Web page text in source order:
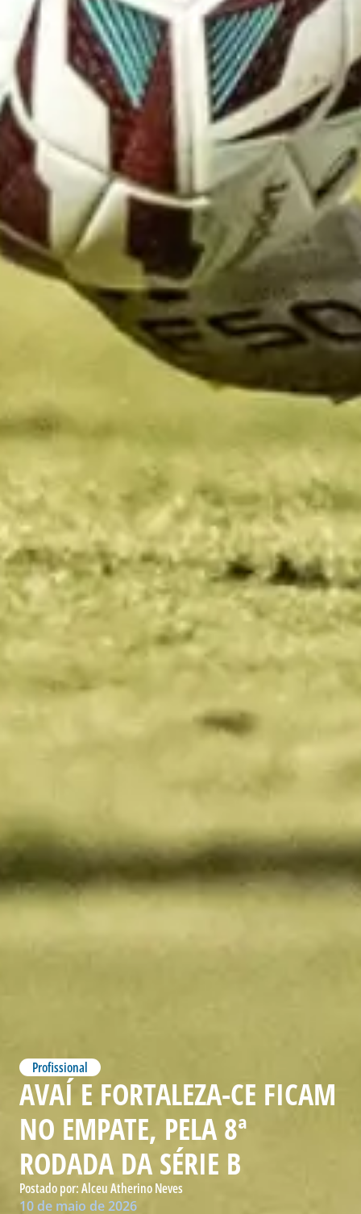
Profissional
AVAÍ E FORTALEZA-CE FICAM
NO EMPATE, PELA 8ª
RODADA DA SÉRIE B
Postado por:Alceu Atherino Neves
10 de maio de 2026